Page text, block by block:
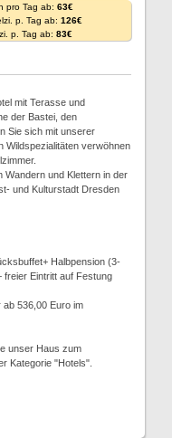
pro Tag ab: 63€
p. Tag ab: 126€
p. Tag ab: 83€
mit Terasse und
der Bastei, den
Sie sich mit unserer
Wildspezialitäten verwöhnen
Wandern und Klettern in der
und Kulturstadt Dresden
Halbpension (3-
freier Eintritt auf Festung
ab 536,00 Euro im
unser Haus zum
Kategorie "Hotels".